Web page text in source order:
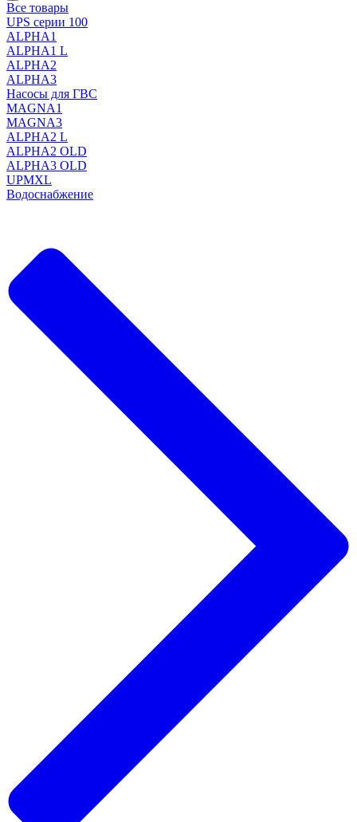
Все товары
UPS серии 100
ALPHA1
ALPHA1 L
ALPHA2
ALPHA3
Насосы для ГВС
MAGNA1
MAGNA3
ALPHA2 L
ALPHA2 OLD
ALPHA3 OLD
UPMXL
Водоснабжение